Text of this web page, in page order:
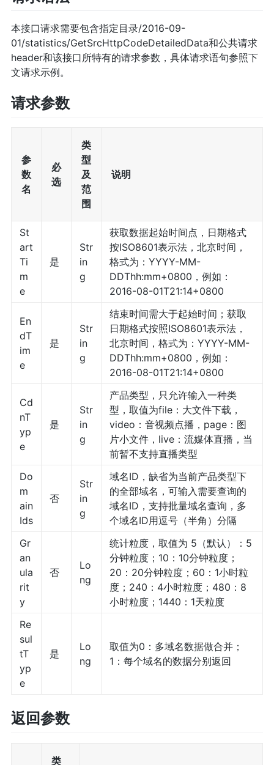
本接口请求需要包含指定目录/2016-09-
01/statistics/GetSrcHttpCodeDetailedData和公共请求
header和该接口所特有的请求参数，具体请求语句参照下
文请求示例。
请求参数
参
数
名
必
选
类
型
及
范
围
说明
St
art
Ti
m
e
是
Str
in
g
获取数据起始时间点，日期格式
按ISO8601表示法，北京时间，
格式为：YYYY-MM-
DDThh:mm+0800，例如：
2016-08-01T21:14+0800
En
dT
im
e
是
Str
in
g
结束时间需大于起始时间；获取
日期格式按照ISO8601表示法，
北京时间，格式为：YYYY-MM-
DDThh:mm+0800，例如：
2016-08-01T21:14+0800
Cd
nT
yp
e
是
Str
in
g
产品类型，只允许输入一种类
型，取值为file：大文件下载，
video：音视频点播，page：图
片小文件，live：流媒体直播，当
前暂不支持直播类型
Do
m
ain
Ids
否
Str
in
g
域名ID，缺省为当前产品类型下
的全部域名，可输入需要查询的
域名ID，支持批量域名查询，多
个域名ID用逗号（半角）分隔
Gr
an
ula
rit
y
否
Lo
ng
统计粒度，取值为 5（默认）：5
分钟粒度；10：10分钟粒度；
20：20分钟粒度；60：1小时粒
度；240：4小时粒度；480：8
小时粒度；1440：1天粒度
Re
sul
tT
yp
e
是
Lo
ng
取值为0：多域名数据做合并；
1：每个域名的数据分别返回
返回参数
类